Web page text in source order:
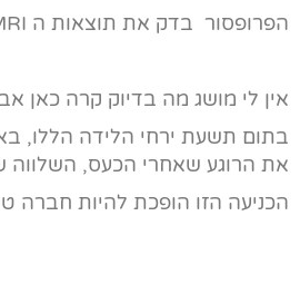
הפרופסור בדק את תוצאות ה MRI החוזר והודיע לי חגיגית שהנמק בנסיגה, הגוף מתרפא ואין סיבה (כרגע) לניתוח…
אין לי מושג מה בדיוק קרה
בתום תשעת ירחי הלידה הללו,
את הרוגע שאחרי הכעס, השלווה
הכניעה הזו הופכת להיות חברה